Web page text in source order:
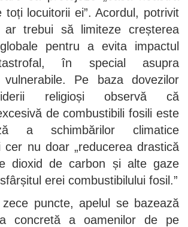
toți locuitorii ei”. Acordul, potrivit
ar trebui să limiteze creșterea
pentru a evita impactul
în special asupra
vulnerabile. Pe baza dovezilor
religioși observă că
de combustibili fosili este
a schimbărilor climatice
cer nu doar „reducerea drastică
dioxid de carbon și alte gaze
erei combustibilului fosil.”
puncte, apelul se bazează
concretă a oamenilor de pe